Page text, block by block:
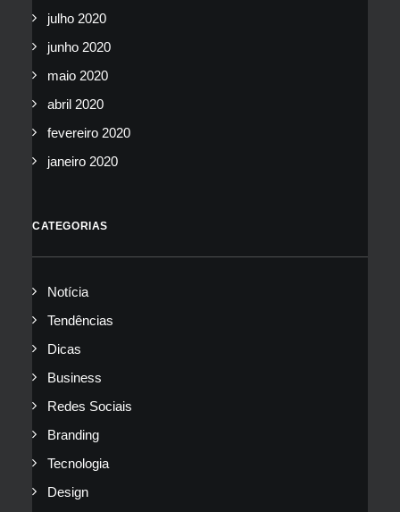
julho 2020
junho 2020
maio 2020
abril 2020
fevereiro 2020
janeiro 2020
CATEGORIAS
Notícia
Tendências
Dicas
Business
Redes Sociais
Branding
Tecnologia
Design